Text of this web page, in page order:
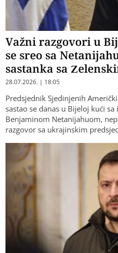
Važni razgovori u
se sreo sa
sastanka sa
28.07.2026. | 18:05
Predsjednik Sjedinjenih
sastao se danas u Bijeloj kući
Benjaminom Netanijahuom,
razgovor sa ukrajinskim